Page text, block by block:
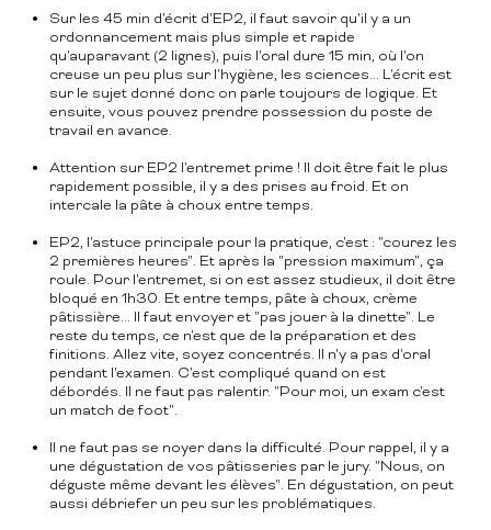
Sur les 45 min d'écrit d'EP2, il faut savoir qu'il y a un
ordonnancement mais plus simple et rapide
qu'auparavant (2 lignes), puis l'oral dure 15 min, où l'on
creuse un peu plus sur l'hygiène, les sciences... L'écrit est
sur le sujet donné donc on parle toujours de logique. Et
ensuite, vous pouvez prendre possession du poste de
travail en avance.
Attention sur EP2 l'entremet prime ! Il doit être fait le plus
rapidement possible, il y a des prises au froid. Et on
intercale la pâte à choux entre temps.
EP2, l'astuce principale pour la pratique, c'est : "courez les
2 premières heures". Et après la "pression maximum", ça
roule. Pour l'entremet, si on est assez studieux, il doit être
bloqué en 1h30. Et entre temps, pâte à choux, crème
pâtissière... Il faut envoyer et "pas jouer à la dinette". Le
reste du temps, ce n'est que de la préparation et des
finitions. Allez vite, soyez concentrés. Il n'y a pas d'oral
pendant l'examen. C'est compliqué quand on est
débordés. Il ne faut pas ralentir. "Pour moi, un exam c'est
un match de foot".
Il ne faut pas se noyer dans la difficulté. Pour rappel, il y a
une dégustation de vos pâtisseries par le jury. "Nous, on
déguste même devant les élèves". En dégustation, on peut
aussi débriefer un peu sur les problématiques.